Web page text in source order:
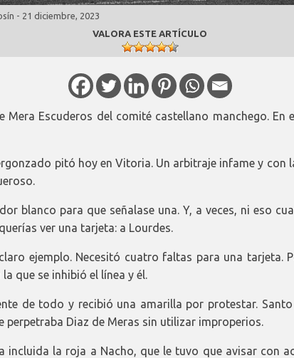
- 21 diciembre, 2023
VALORA ESTE ARTÍCULO
Escuderos del comité castellano manchego. En
pitó hoy en Vitoria. Un arbitraje infame y con
blanco para que señalase una. Y, a veces, ni eso
ver una tarjeta: a Lourdes.
ejemplo. Necesitó cuatro faltas para una tarjeta.
que se inhibió el línea y él.
de todo y recibió una amarilla por protestar.
Diaz de Meras sin utilizar improperios.
incluida la roja a Nacho, que le tuvo que avisar con